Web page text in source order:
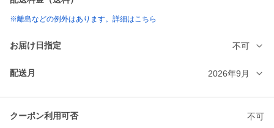
※離島などの例外はあります。詳細はこちら
お届け日指定 不可
配送月 2026年9月
クーポン利用可否 不可